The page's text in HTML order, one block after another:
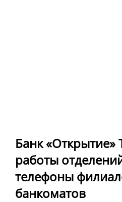
Банк «Открытие»
работы
телефоны
банкоматов